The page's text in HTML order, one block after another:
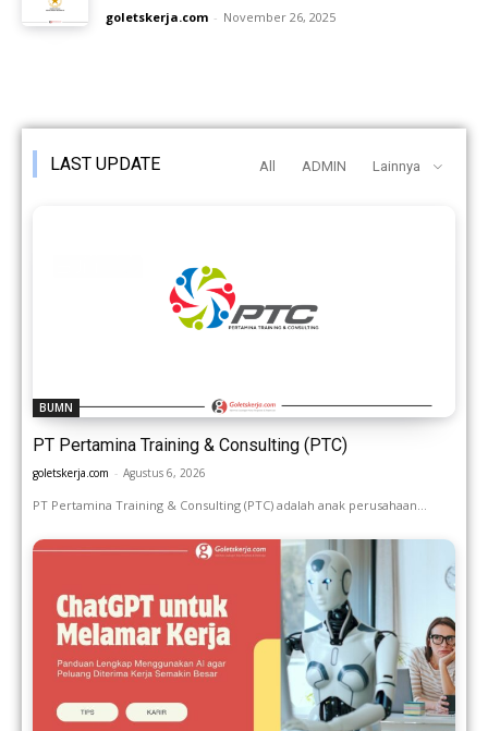
goletskerja.com - November 26, 2025
LAST UPDATE All ADMIN Lainnya
BUMN
PT Pertamina Training & Consulting (PTC)
goletskerja.com - Agustus 6, 2026
PT Pertamina Training & Consulting (PTC) adalah anak perusahaan...